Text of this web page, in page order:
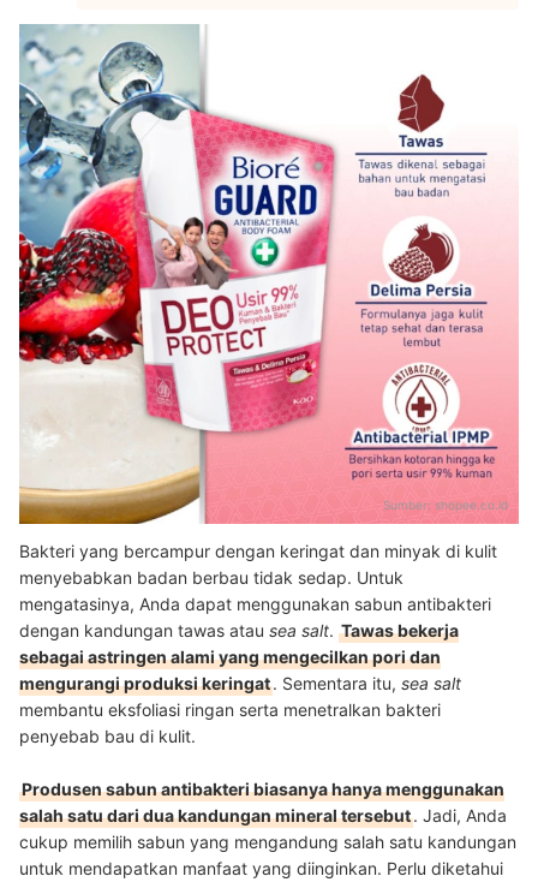
Sumber: shopee.co.id
Bakteri yang bercampur dengan keringat dan minyak di kulit
menyebabkan badan berbau tidak sedap. Untuk
mengatasinya, Anda dapat menggunakan sabun antibakteri
dengan kandungan tawas atau sea salt. Tawas bekerja
sebagai astringen alami yang mengecilkan pori dan
mengurangi produksi keringat. Sementara itu, sea salt
membantu eksfoliasi ringan serta menetralkan bakteri
penyebab bau di kulit.
Produsen sabun antibakteri biasanya hanya menggunakan
salah satu dari dua kandungan mineral tersebut. Jadi, Anda
cukup memilih sabun yang mengandung salah satu kandungan
untuk mendapatkan manfaat yang diinginkan. Perlu diketahui